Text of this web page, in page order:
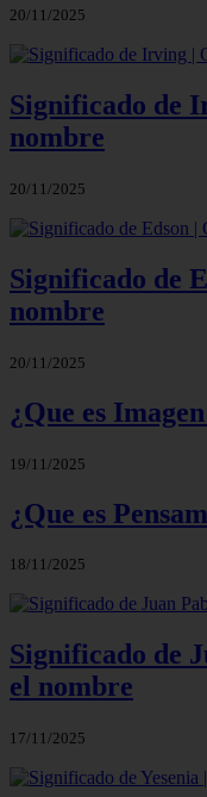
20/11/2025
Significado de
nombre
20/11/2025
Significado de
nombre
20/11/2025
¿Que es
19/11/2025
¿Que es
18/11/2025
Significado de
el nombre
17/11/2025